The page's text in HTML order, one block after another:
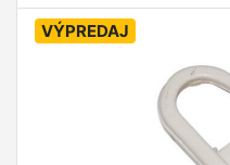
VÝPREDAJ